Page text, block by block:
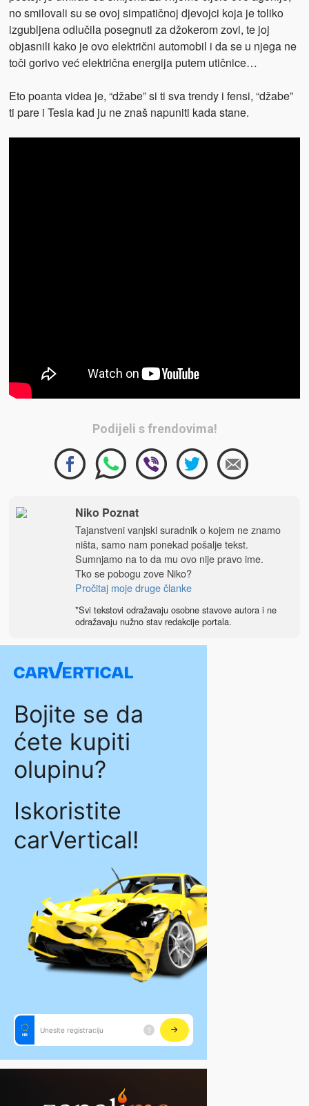
no smilovali su se ovoj simpatičnoj djevojci koja je toliko
izgubljena odlučila posegnuti za džokerom zovi, te joj
objasnili kako je ovo električni automobil i da se u njega ne
toči gorivo već električna energija putem utičnice…
Eto poanta videa je, “džabe” si ti sva trendy i fensi, “džabe”
ti pare i Tesla kad ju ne znaš napuniti kada stane.
Podijeli s frendovima!
Niko Poznat
Tajanstveni vanjski suradnik o kojem ne znamo
ništa, samo nam ponekad pošalje tekst.
Sumnjamo na to da mu ovo nije pravo ime.
Tko se pobogu zove Niko?
Pročitaj moje druge članke
*Svi tekstovi odražavaju osobne stavove autora i ne
odražavaju nužno stav redakcije portala.